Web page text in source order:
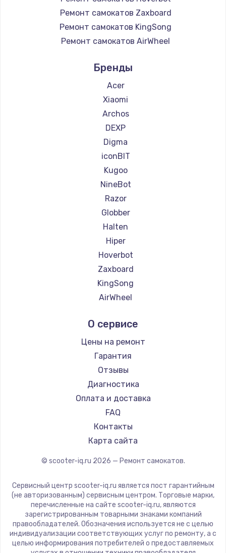
Ремонт самокатов Zaxboard
Ремонт самокатов KingSong
Ремонт самокатов AirWheel
Ремонт самокатов Hunter
Ремонт самокатов Shorner
Ремонт самокатов Joyor
Ремонт самокатов Minimotors
Ремонт самокатов Bork
Ремонт самокатов Segway
Ремонт самокатов KIRIN
Бренды
Acer
Xiaomi
Archos
DEXP
Digma
iconBIT
Kugoo
NineBot
Razor
Globber
Halten
Hiper
Hoverbot
Zaxboard
KingSong
AirWheel
Hunter
Shorner
Joyor
Minimotors
Bork
Segway
KIRIN
О сервисе
Цены на ремонт
Гарантия
Отзывы
Диагностика
Оплата и доставка
FAQ
Контакты
Карта сайта
© scooter-iq.ru 2026 — Ремонт самокатов.
Сервисный центр scooter-iq.ru является пост гарантийным
(не авторизованным) сервисным центром. Торговые марки,
перечисленные на сайте scooter-iq.ru, являются
зарегистрированным товарными знаками компаний
правообладателей. Обозначения используется не с целью
индивидуализации соответствующих услуг по ремонту, а с
целью информирования потребителей о предоставляемых